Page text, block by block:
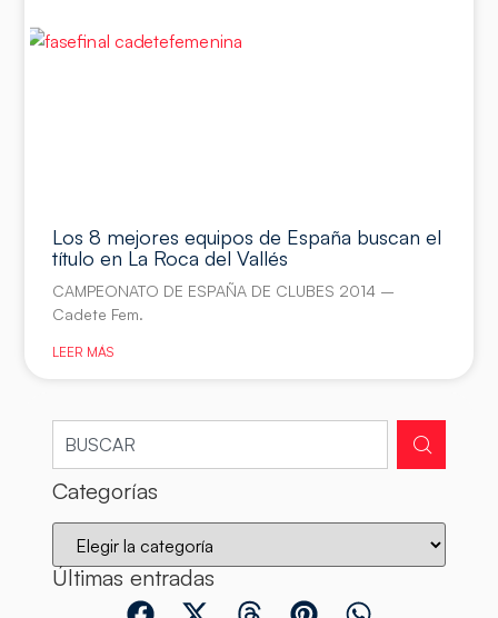
Los 8 mejores equipos de España buscan el
título en La Roca del Vallés
CAMPEONATO DE ESPAÑA DE CLUBES 2014 –
Cadete Fem.
LEER MÁS
Categorías
Últimas entradas